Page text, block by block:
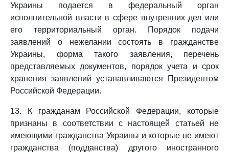
Украины подается в федеральный орган
исполнительной власти в сфере внутренних дел или
его территориальный орган. Порядок подачи
заявлений о нежелании состоять в гражданстве
Украины, форма такого заявления, перечень
представляемых документов, порядок учета и срок
хранения заявлений устанавливаются Президентом
Российской Федерации.
13. К гражданам Российской Федерации, которые
признаны в соответствии с настоящей статьей не
имеющими гражданства Украины и которые не имеют
гражданства (подданства) другого иностранного